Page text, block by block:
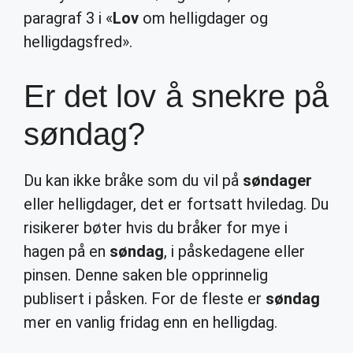
paragraf 3 i «Lov om helligdager og
helligdagsfred».
Er det lov å snekre på
søndag?
Du kan ikke bråke som du vil på søndager
eller helligdager, det er fortsatt hviledag. Du
risikerer bøter hvis du bråker for mye i
hagen på en søndag, i påskedagene eller
pinsen. Denne saken ble opprinnelig
publisert i påsken. For de fleste er søndag
mer en vanlig fridag enn en helligdag.